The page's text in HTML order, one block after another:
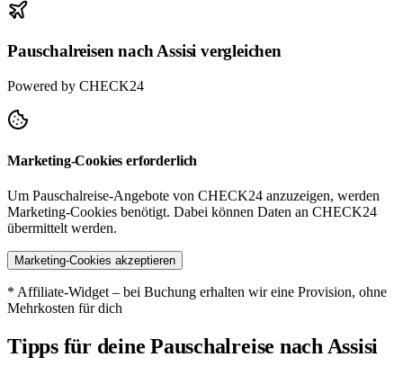
Pauschalreisen nach Assisi vergleichen
Powered by CHECK24
Marketing-Cookies erforderlich
Um Pauschalreise-Angebote von CHECK24 anzuzeigen, werden
Marketing-Cookies benötigt. Dabei können Daten an CHECK24
übermittelt werden.
Marketing-Cookies akzeptieren
* Affiliate-Widget – bei Buchung erhalten wir eine Provision, ohne
Mehrkosten für dich
Tipps für deine Pauschalreise nach Assisi